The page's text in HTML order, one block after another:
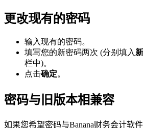
更改现有的密码
输入现有的密码。
填写您的新密码两次 (分别填入
栏中)。
点击确定。
密码与旧版本相兼容
如果您希望密码与Banana财务会计软